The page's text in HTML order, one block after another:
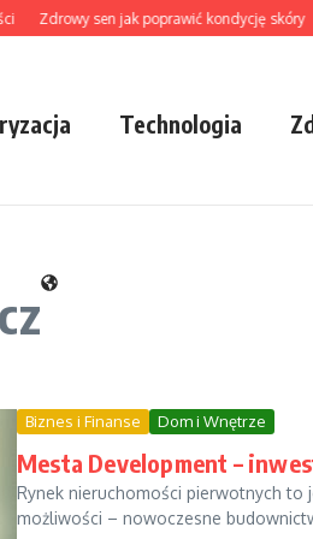
Zdrowy sen jak poprawić kondycję skóry
Technologia
Biznes i Finanse Dom i Wnętrze
Mesta Development –
Rynek nieruchomości pierwotnych to
możliwości – nowoczesne